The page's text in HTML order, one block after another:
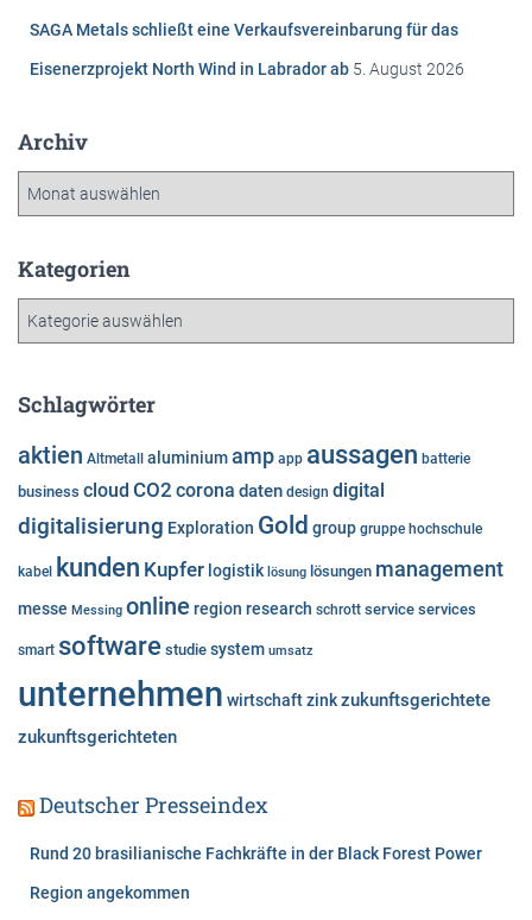
SAGA Metals schließt eine Verkaufsvereinbarung für das
Eisenerzprojekt North Wind in Labrador ab 5. August 2026
Archiv
h
Kategorien
g
r
i
e
Schlagwörter
aktien Altmetall aluminiumamp app aussagen batterie
business cloud CO2 corona daten design digital
digitalisierung Exploration Gold group gruppe hochschule
kabel kunden Kupfer logistik lösung lösungen management
messe Messing online region research schrott service services
smart software studie system umsatz
unternehmen wirtschaftzinkzukunftsgerichtete
zukunftsgerichteten
Deutscher Presseindex
Rund 20 brasilianische Fachkräfte in der Black Forest Power
Region angekommen